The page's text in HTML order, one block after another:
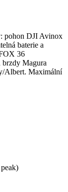
pohon DJI Avinox
baterie a
36
Magura
Albert. Maximální